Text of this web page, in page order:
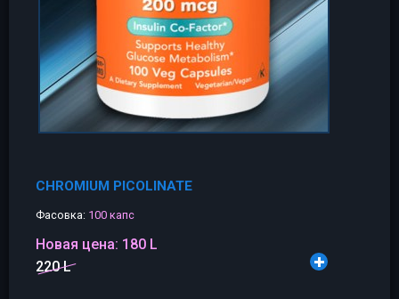
CHROMIUM PICOLINATE
Фасовка: 100 капс
Новая цена: 180 L
220 L